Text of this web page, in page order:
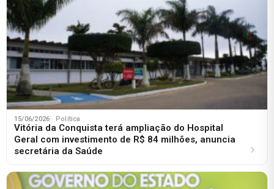
15/06/2026 · Política
Vitória da Conquista terá ampliação do Hospital
Geral com investimento de R$ 84 milhões, anuncia
secretária da Saúde